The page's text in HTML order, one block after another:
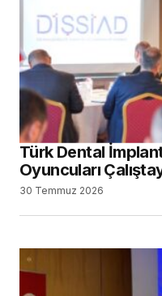
Türk Dental
Oyuncuları
30 Temmuz 2026